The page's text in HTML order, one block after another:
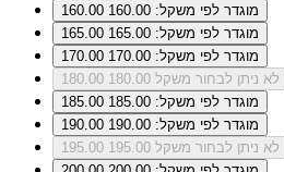
160.00
מוגדר לפי משקל: 160.00
165.00
מוגדר לפי משקל: 165.00
170.00
מוגדר לפי משקל: 170.00
180.00
לא ניתן לבחור משקל 180.00
185.00
מוגדר לפי משקל: 185.00
190.00
מוגדר לפי משקל: 190.00
195.00
לא ניתן לבחור משקל 195.00